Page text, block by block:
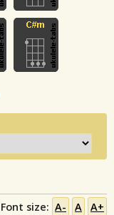
Font size: A- A A+